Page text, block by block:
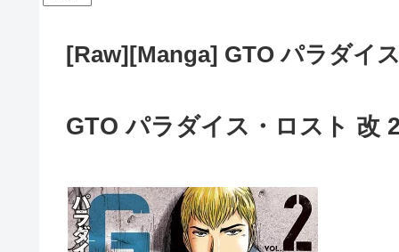
[Raw][Manga] GTO パラダイ
GTO パラダイス・ロスト 改